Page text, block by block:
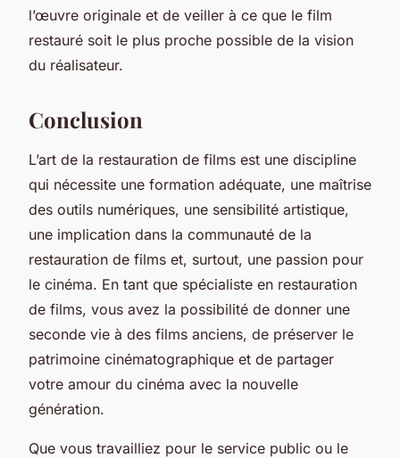
l’œuvre originale et de veiller à ce que le film
restauré soit le plus proche possible de la vision
du réalisateur.
Conclusion
L’art de la restauration de films est une discipline
qui nécessite une formation adéquate, une maîtrise
des outils numériques, une sensibilité artistique,
une implication dans la communauté de la
restauration de films et, surtout, une passion pour
le cinéma. En tant que spécialiste en restauration
de films, vous avez la possibilité de donner une
seconde vie à des films anciens, de préserver le
patrimoine cinématographique et de partager
votre amour du cinéma avec la nouvelle
génération.
Que vous travailliez pour le service public ou le